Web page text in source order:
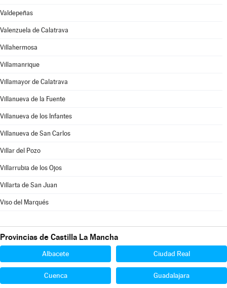
Valdepeñas
Valenzuela de Calatrava
Villahermosa
Villamanrique
Villamayor de Calatrava
Villanueva de la Fuente
Villanueva de los Infantes
Villanueva de San Carlos
Villar del Pozo
Villarrubia de los Ojos
Villarta de San Juan
Viso del Marqués
Provincias de Castilla La Mancha
Albacete Ciudad Real
Cuenca Guadalajara